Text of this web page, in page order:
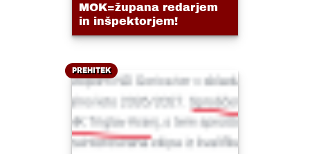
MOK=župana redarjem
in inšpektorjem!
PREHITEK